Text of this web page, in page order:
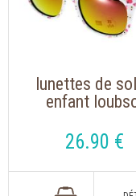
lunettes de
enfant
26.90 €